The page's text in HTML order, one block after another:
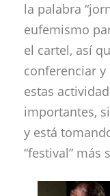
la palabra
eufemismo
el cartel, así
conferenciar
estas
importantes,
y está
“festival” más